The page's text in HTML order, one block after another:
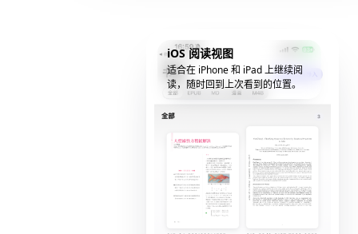
iOS 阅读视图
适合在 iPhone 和 iPad 上继续阅
读，随时回到上次看到的位置。